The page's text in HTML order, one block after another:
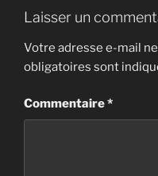
Laisser un
Votre adresse e-mail
obligatoires sont
Commentaire*